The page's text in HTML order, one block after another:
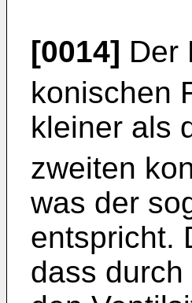
[0014] Der
konischen
kleiner als
zweiten
was der
entspricht.
dass